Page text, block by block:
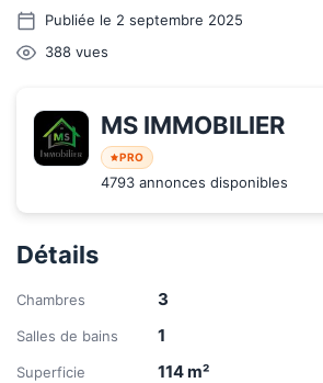
Publiée le 2 septembre 2025
388 vues
MS IMMOBILIER
PRO
4793 annonces disponibles
Détails
Chambres 3
Salles de bains 1
Superficie 114m²